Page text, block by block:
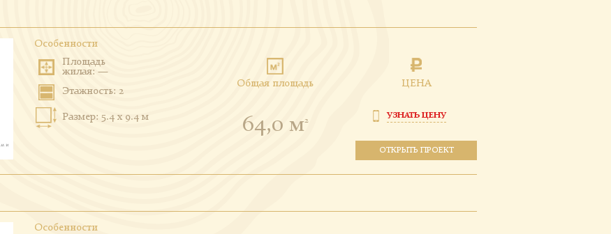
Особенности
Площадь
жилая: —
Этажность: 2
Размер: 5.4 x 9.4 м
Общая площадь
64,0 м2
ЦЕНА
УЗНАТЬ ЦЕНУ
ОТКРЫТЬ ПРОЕКТ
Особенности